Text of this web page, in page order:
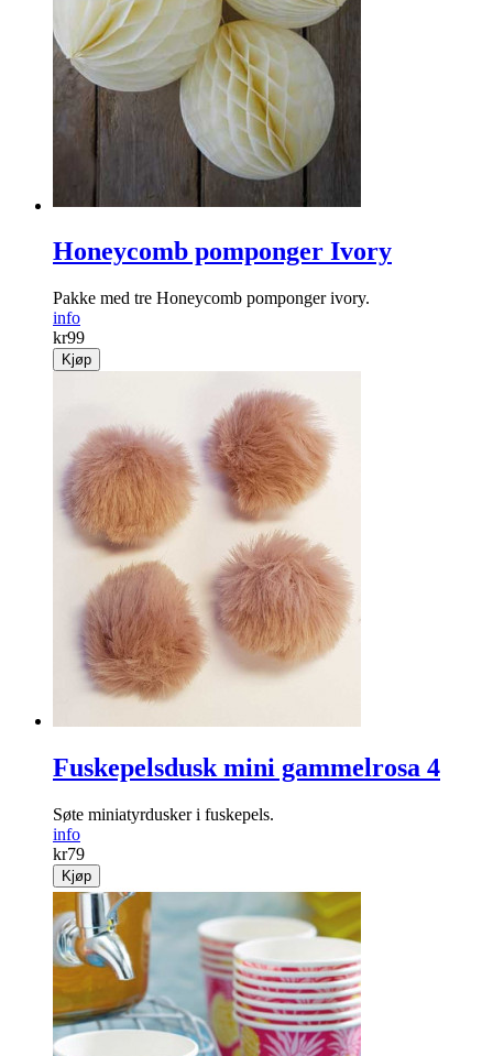
Honeycomb pomponger Ivory
Pakke med tre Honeycomb pomponger ivory.
info
kr99
Kjøp
Fuskepelsdusk mini gammelrosa 4
Søte miniatyrdusker i fuskepels.
info
kr79
Kjøp